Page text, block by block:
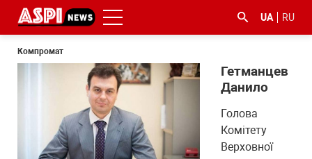
UA RU
Компромат
Гетманцев
Данило
Голова
Комітету
Верховної